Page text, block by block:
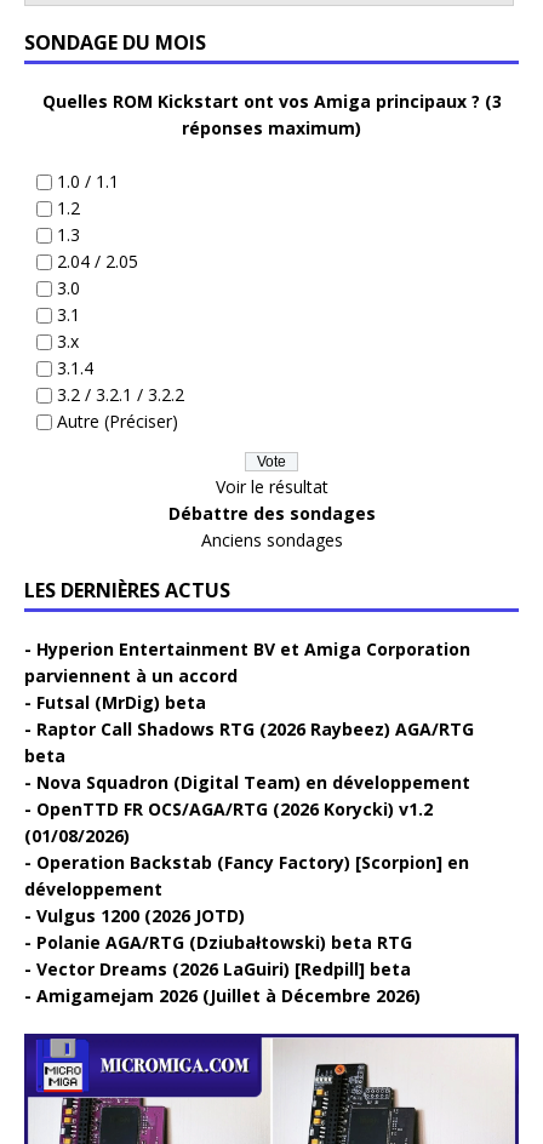
SONDAGE DU MOIS
Quelles ROM Kickstart ont vos Amiga principaux ? (3
réponses maximum)
1.0 / 1.1
1.2
1.3
2.04 / 2.05
3.0
3.1
3.x
3.1.4
3.2 / 3.2.1 / 3.2.2
Autre (Préciser)
Voir le résultat
Débattre des sondages
Anciens sondages
LES DERNIÈRES ACTUS
Hyperion Entertainment BV et Amiga Corporation
parviennent à un accord
Futsal (MrDig) beta
Raptor Call Shadows RTG (2026 Raybeez) AGA/RTG
beta
Nova Squadron (Digital Team) en développement
OpenTTD FR OCS/AGA/RTG (2026 Korycki) v1.2
(01/08/2026)
Operation Backstab (Fancy Factory) [Scorpion] en
développement
Vulgus 1200 (2026 JOTD)
Polanie AGA/RTG (Dziubałtowski) beta RTG
Vector Dreams (2026 LaGuiri) [Redpill] beta
Amigamejam 2026 (Juillet à Décembre 2026)